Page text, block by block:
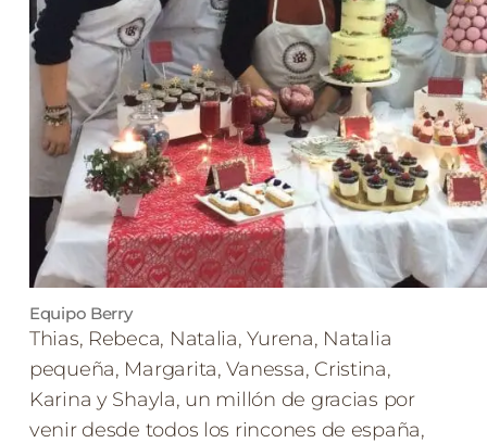
Equipo Berry
Thias, Rebeca, Natalia, Yurena, Natalia
pequeña, Margarita, Vanessa, Cristina,
Karina y Shayla, un millón de gracias por
venir desde todos los rincones de españa,